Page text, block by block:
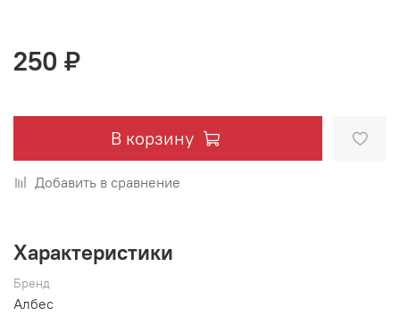
250 ₽
В корзину
Добавить в сравнение
Характеристики
Бренд
Албес